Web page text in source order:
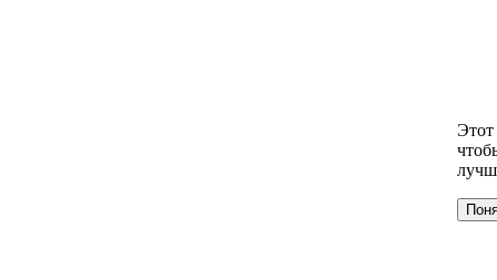
Этот